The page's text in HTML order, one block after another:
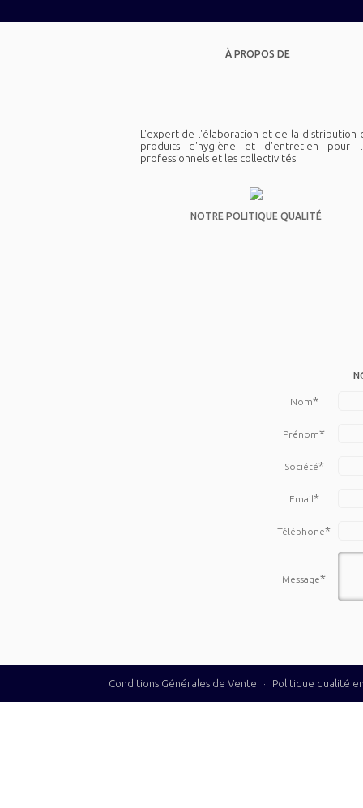
À PROPOS DE
L'expert de l'élaboration et de la distribution
produits d'hygiène et d'entretien pour
professionnels et les collectivités.
NOTRE POLITIQUE QUALITÉ
Nom*
Prénom*
Société*
Email*
Téléphone*
Message*
Conditions Générales de Vente · Politique qualité